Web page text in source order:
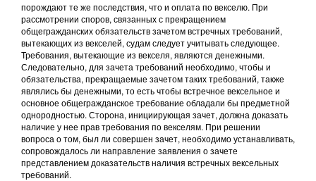
порождают те же последствия, что и оплата по векселю. При
рассмотрении споров, связанных с прекращением
общегражданских обязательств зачетом встречных требований,
вытекающих из векселей, судам следует учитывать следующее.
Требования, вытекающие из векселя, являются денежными.
Следовательно, для зачета требований необходимо, чтобы и
обязательства, прекращаемые зачетом таких требований, также
являлись бы денежными, то есть чтобы встречное вексельное и
основное общегражданское требование обладали бы предметной
однородностью. Сторона, инициирующая зачет, должна доказать
наличие у нее прав требования по векселям. При решении
вопроса о том, был ли совершен зачет, необходимо устанавливать,
сопровождалось ли направление заявления о зачете
представлением доказательств наличия встречных вексельных
требований.